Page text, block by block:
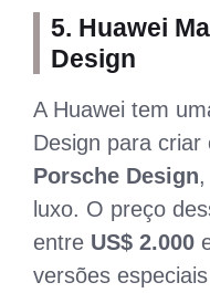
5. Huawei
Design
A Huawei tem
Design para criar
Porsche Design
luxo. O preço
entre US$ 2.000
versões